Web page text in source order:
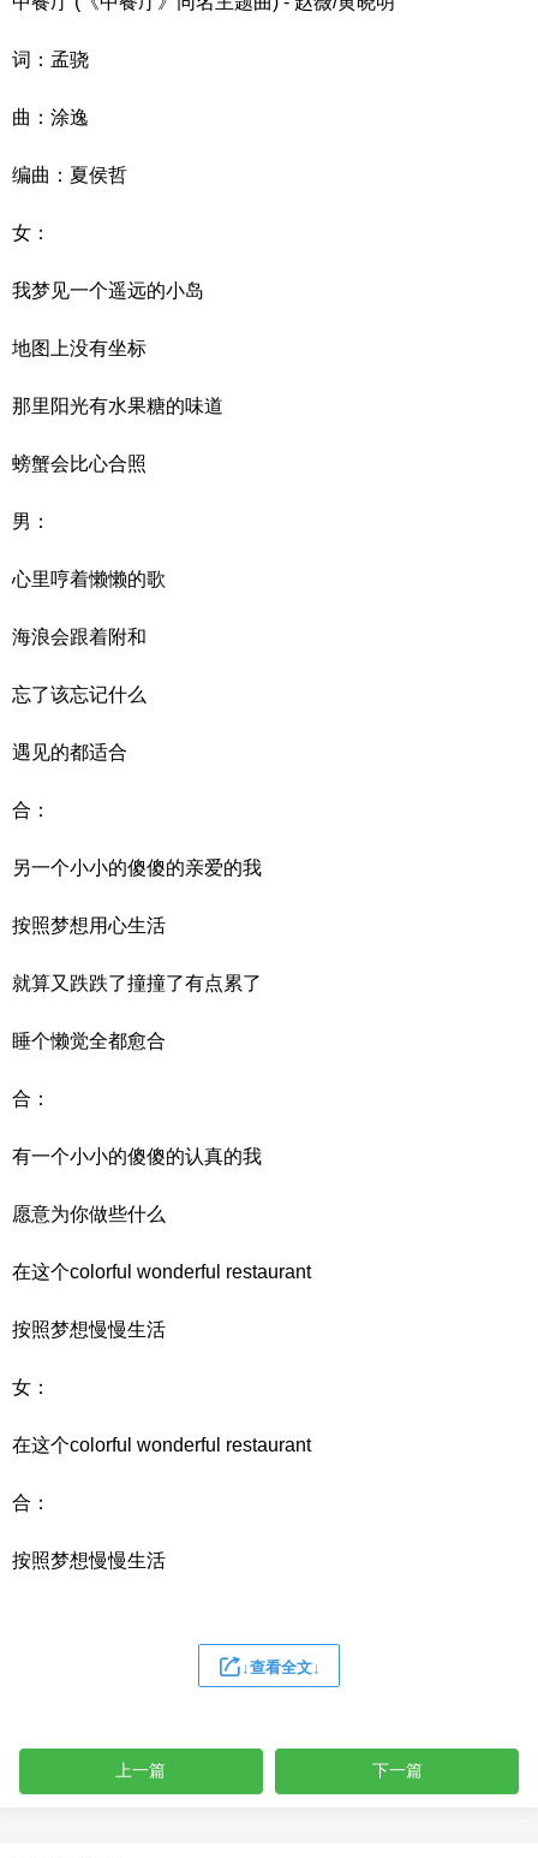
词：孟骁
曲：涂逸
编曲：夏侯哲
女：
我梦见一个遥远的小岛
地图上没有坐标
那里阳光有水果糖的味道
螃蟹会比心合照
男：
心里哼着懒懒的歌
海浪会跟着附和
忘了该忘记什么
遇见的都适合
合：
另一个小小的傻傻的亲爱的我
按照梦想用心生活
就算又跌跌了撞撞了有点累了
睡个懒觉全都愈合
合：
有一个小小的傻傻的认真的我
愿意为你做些什么
在这个colorful wonderful restaurant
按照梦想慢慢生活
女：
在这个colorful wonderful restaurant
合：
按照梦想慢慢生活
↓查看全文↓
上一篇 下一篇